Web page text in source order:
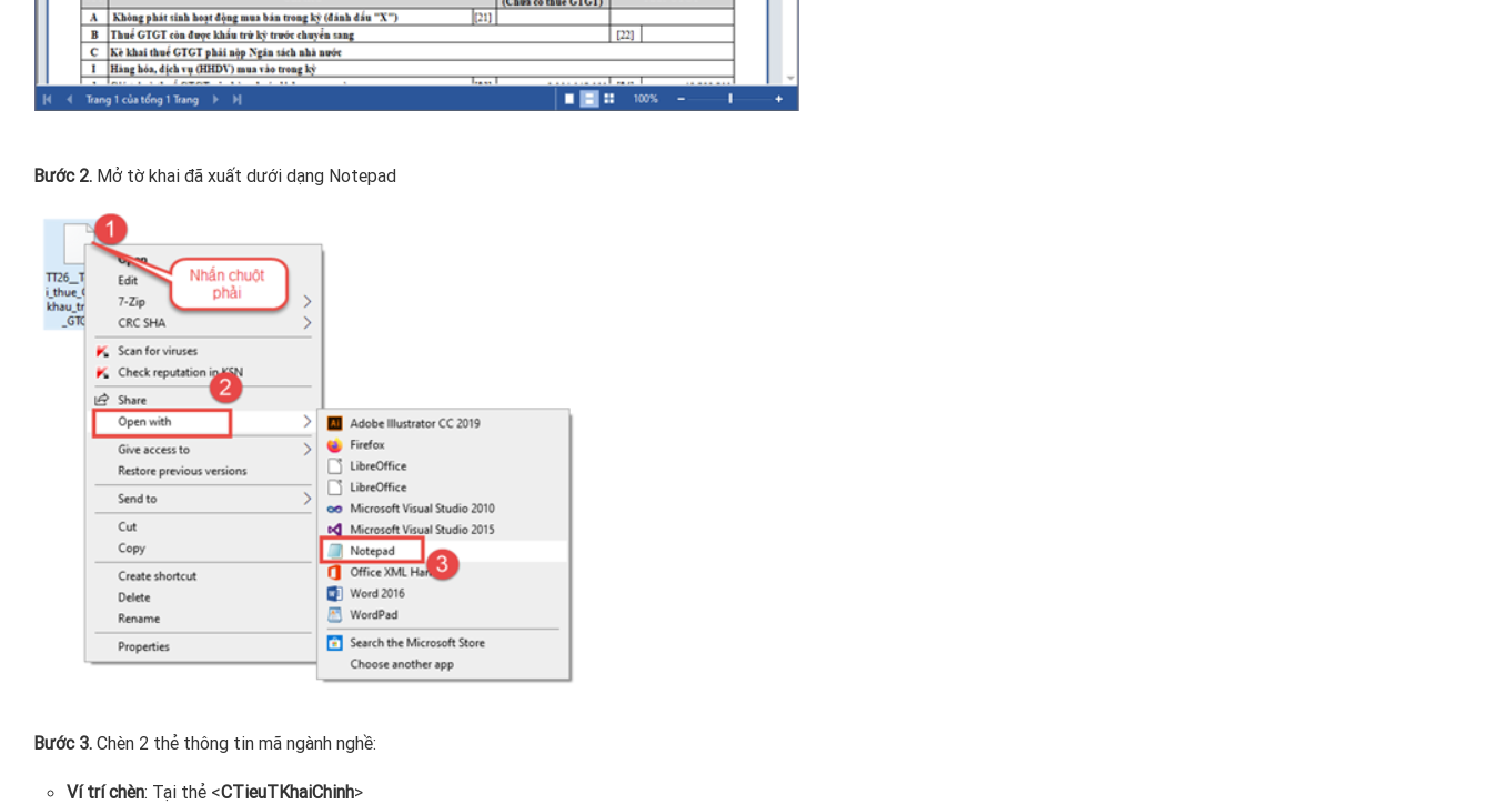
Bước 2. Mở tờ khai đã xuất dưới dạng Notepad
Bước 3. Chèn 2 thẻ thông tin mã ngành nghề:
Ví trí chèn: Tại thẻ <CTieuTKhaiChinh>